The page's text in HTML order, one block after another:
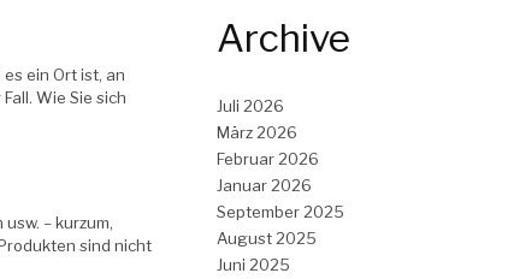
ein Ort ist, an
Wie Sie sich
– kurzum,
sind nicht
Archive
Juli 2026
März 2026
Februar 2026
Januar 2026
September 2025
August 2025
Juni 2025